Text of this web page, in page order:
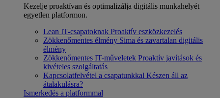
Kezelje proaktívan és optimalizálja digitális munkahelyét
egyetlen platformon.
Lean IT-csapatoknak Proaktív eszközkezelés
Zökkenőmentes élmény Sima és zavartalan digitális
élmény
Zökkenőmentes IT-műveletek Proaktív javítások és
kivételes szolgáltatás
Kapcsolatfelvétel a csapatunkkal Készen áll az
átalakulásra?
Ismerkedés a platformmal